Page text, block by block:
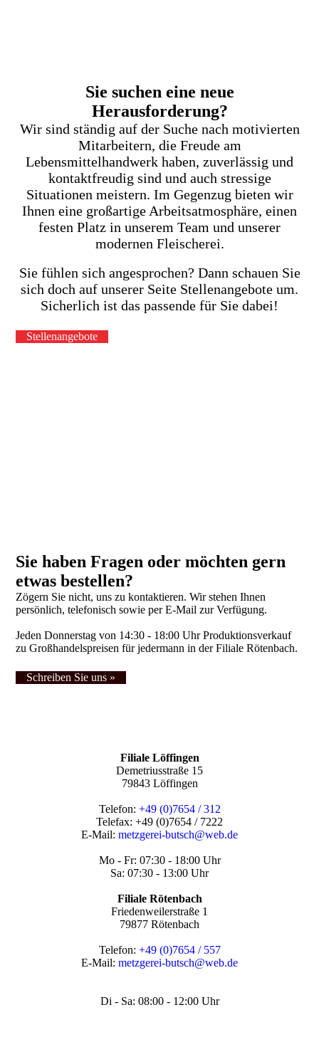
Sie suchen eine neue
Herausforderung?
Wir sind ständig auf der Suche nach motivierten
Mitarbeitern, die Freude am
Lebensmittelhandwerk haben, zuverlässig und
kontaktfreudig sind und auch stressige
Situationen meistern. Im Gegenzug bieten wir
Ihnen eine großartige Arbeitsatmosphäre, einen
festen Platz in unserem Team und unserer
modernen Fleischerei.
Sie fühlen sich angesprochen? Dann schauen Sie
sich doch auf unserer Seite Stellenangebote um.
Sicherlich ist das passende für Sie dabei!
Stellenangebote
Sie haben Fragen oder möchten gern
etwas bestellen?
Zögern Sie nicht, uns zu kontaktieren. Wir stehen Ihnen
persönlich, telefonisch sowie per E-Mail zur Verfügung.
Jeden Donnerstag von 14:30 - 18:00 Uhr Produktionsverkauf
zu Großhandelspreisen für jedermann in der Filiale Rötenbach.
Schreiben Sie uns »
Filiale Löffingen
Demetriusstraße 15
79843 Löffingen
Telefon: +49 (0)7654 / 312
Telefax: +49 (0)7654 / 7222
E-Mail: metzgerei-butsch@web.de
Mo - Fr: 07:30 - 18:00 Uhr
Sa: 07:30 - 13:00 Uhr
Filiale Rötenbach
Friedenweilerstraße 1
79877 Rötenbach
Telefon: +49 (0)7654 / 557
E-Mail: metzgerei-butsch@web.de
Di - Sa: 08:00 - 12:00 Uhr